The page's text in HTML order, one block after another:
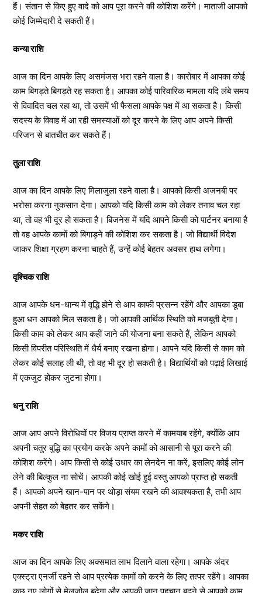
हैं। संतान से किए हुए वादे को आप पूरा करने की कोशिश करेंगे। माताजी आपको
कोई जिम्मेदारी दे सकती हैं।
कन्या राशि
आज का दिन आपके लिए असमंजस भरा रहने वाला है। कारोबार में आपका कोई
काम बिगड़ते बिगड़ते रह सकता है। आपका कोई पारिवारिक मामला यदि लंबे समय
से विवादित चल रहा था, तो उसमें भी फैसला आपके पक्ष में आ सकता है। किसी
सदस्य के विवाह में आ रही समस्याओं को दूर करने के लिए आप अपने किसी
परिजन से बातचीत कर सकते हैं।
तुला राशि
आज का दिन आपके लिए मिलाजुला रहने वाला है। आपको किसी अजनबी पर
भरोसा करना नुकसान देगा। आपको यदि किसी काम को लेकर तनाव चल रहा
था, तो वह भी दूर हो सकता है। बिजनेस में यदि आपने किसी को पार्टनर बनाया है
तो वह आपके कामों को बिगाड़ने की कोशिश कर सकता है। जो विद्यार्थी विदेश
जाकर शिक्षा ग्रहण करना चाहते हैं, उन्हें कोई बेहतर अवसर हाथ लगेगा।
वृश्चिक राशि
आज आपके धन-धान्य में वृद्धि होने से आप काफी प्रसन्न रहेंगे और आपका डूबा
हुआ धन आपको मिल सकता है। जो आपकी आर्थिक स्थिति को मजबूती देगा।
किसी काम को लेकर आप कहीं जाने की योजना बना सकते हैं, लेकिन आपको
किसी विपरीत परिस्थिति में धैर्य बनाए रखना होगा। आपने यदि किसी से काम को
लेकर कोई सलाह ली थी, तो वह भी दूर हो सकती है। विद्यार्थियों को पढ़ाई लिखाई
में एकजुट होकर जुटना होगा।
धनु राशि
आज आप अपने विरोधियों पर विजय प्राप्त करने में कामयाब रहेंगे, क्योंकि आप
अपनी चतुर बुद्धि का प्रयोग करके अपने कामों को आसानी से पूरा करने की
कोशिश करेंगे। आप किसी से कोई उधार का लेनदेन ना करें, इसलिए कोई लोन
लेने की बिल्कुल ना सोचें। आपकी कोई खोई हुई वस्तु आपको प्राप्त हो सकती
हैं। आपको अपने खान-पान पर थोड़ा संयम रखने की आवश्यकता है, तभी आप
अपनी सेहत को बेहतर कर सकेंगे।
मकर राशि
आज का दिन आपके लिए अक्समात लाभ दिलाने वाला रहेगा। आपके अंदर
एक्स्ट्रा एनर्जी रहने से आप प्रत्येक कामों को करने के लिए तत्पर रहेंगे। आपका